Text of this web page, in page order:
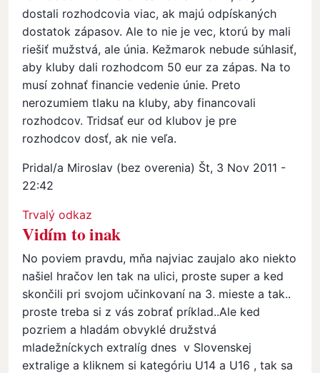
dostali rozhodcovia viac, ak majú odpískaných
dostatok zápasov. Ale to nie je vec, ktorú by mali
riešiť mužstvá, ale únia. Kežmarok nebude súhlasiť,
aby kluby dali rozhodcom 50 eur za zápas. Na to
musí zohnať financie vedenie únie. Preto
nerozumiem tlaku na kluby, aby financovali
rozhodcov. Tridsať eur od klubov je pre
rozhodcov dosť, ak nie veľa.
Pridal/a Miroslav (bez overenia) Št, 3 Nov 2011 -
22:42
Trvalý odkaz
Vidím to inak
No poviem pravdu, mňa najviac zaujalo ako niekto
našiel hračov len tak na ulici, proste super a ked
skončili pri svojom učinkovaní na 3. mieste a tak..
proste treba si z vás zobrať príklad..Ale ked
pozriem a hladám obvyklé družstvá
mladežníckych extralíg dnes v Slovenskej
extralige a kliknem si kategóriu U14 a U16 , tak sa